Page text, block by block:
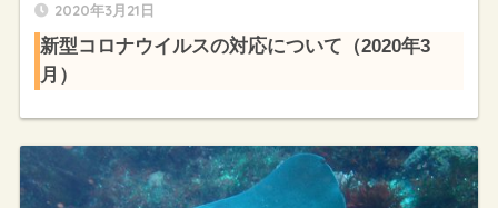
2020年3月21日
新型コロナウイルスの対応について（2020年3
月）